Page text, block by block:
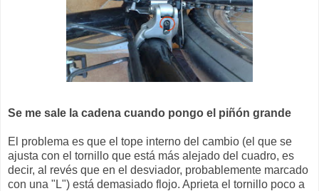
Se me sale la cadena cuando pongo el piñón grande
El problema es que el tope interno del cambio (el que se
ajusta con el tornillo que está más alejado del cuadro, es
decir, al revés que en el desviador, probablemente marcado
con una "L") está demasiado flojo. Aprieta el tornillo poco a